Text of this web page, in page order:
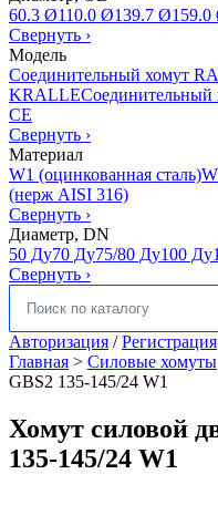
60.3 Ø110.0 Ø139.7 Ø159.0
Свернуть ›
Модель
Соединительный хомут
KRALLEСоединительный
CE
Свернуть ›
Материал
W1 (оцинкованная сталь)
(нерж AISI 316)
Свернуть ›
Диаметр, DN
50 Ду70 Ду75/80 Ду100 Ду
Свернуть ›
Искать:
Авторизация /Регистрация
Главная > Силовые хомуты
GBS2 135-145/24 W1
Хомут силовой
135-145/24 W1